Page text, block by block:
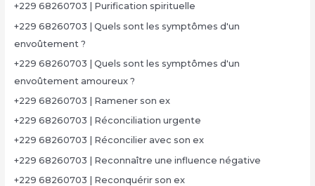
+229 68260703 | Purification spirituelle
+229 68260703 | Quels sont les symptômes d'un
envoûtement ?
+229 68260703 | Quels sont les symptômes d'un
envoûtement amoureux ?
+229 68260703 | Ramener son ex
+229 68260703 | Réconciliation urgente
+229 68260703 | Réconcilier avec son ex
+229 68260703 | Reconnaître une influence négative
+229 68260703 | Reconquérir son ex